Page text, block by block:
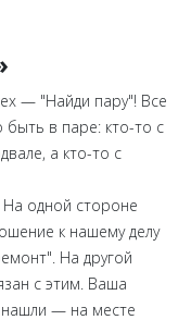
— "Найди пару"! Все
в паре: кто-то с
а кто-то с
На одной стороне
к нашему делу
На другой
с этим. Ваша
нашли — на месте